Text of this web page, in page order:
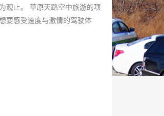
观止。 草原天路空中旅游的项
要感受速度与激情的驾驶体